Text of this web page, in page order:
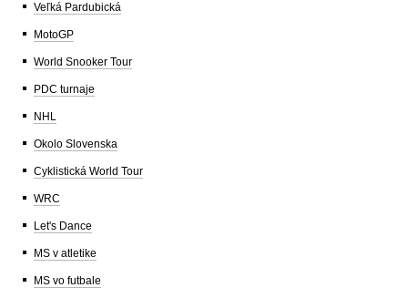
Veľká Pardubická
MotoGP
World Snooker Tour
PDC turnaje
NHL
Okolo Slovenska
Cyklistická World Tour
WRC
Let's Dance
MS v atletike
MS vo futbale